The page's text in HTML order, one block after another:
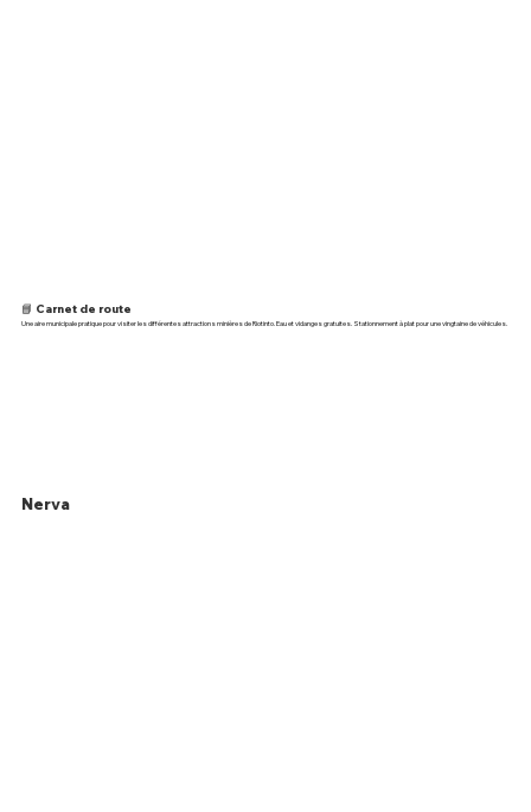
Nerva
📘 Carnet de route
Une aire municipale pratique pour visiter les différentes attractions minières de Riotinto. Eau et vidanges gratuites. Stationnement à plat pour une vingtaine de véhicules.